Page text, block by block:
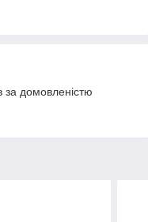
за домовленістю